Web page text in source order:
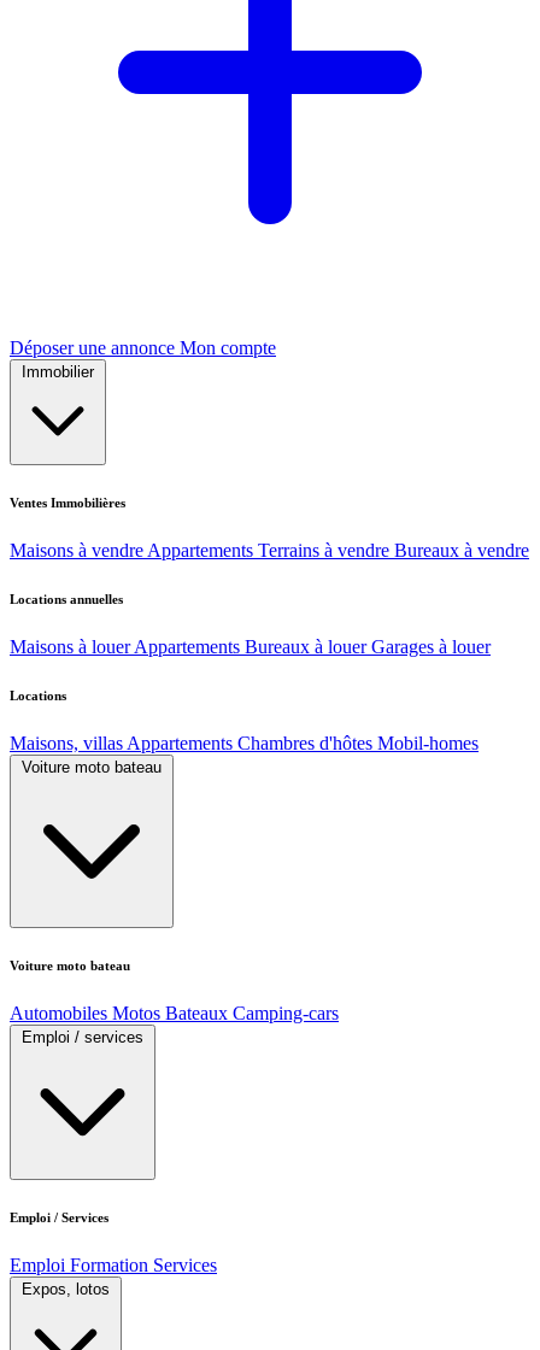
Déposer une annonce Mon compte
Immobilier
Ventes Immobilières
Maisons à vendre Appartements Terrains à vendre Bureaux à vendre
Locations annuelles
Maisons à louer Appartements Bureaux à louer Garages à louer
Locations
Maisons, villas Appartements Chambres d'hôtes Mobil-homes
Voiture moto bateau
Voiture moto bateau
Automobiles Motos Bateaux Camping-cars
Emploi / services
Emploi / Services
Emploi Formation Services
Expos, lotos